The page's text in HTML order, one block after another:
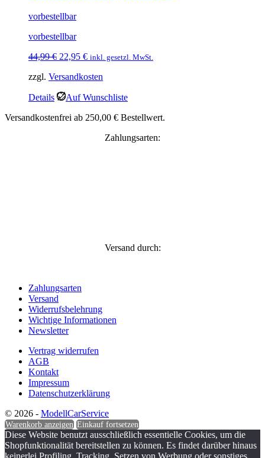
vorbestellbar
vorbestellbar
44,99€ Ursprünglicher
war:
22,95 €Aktueller
ist:
inkl. gesetzl. MwSt.
zzgl. Versandkosten
Details
Auf Wunschliste
Versandkostenfrei ab 250,00 € Bestellwert.
Zahlungsarten:
Versand durch:
Zahlungsarten
Versand
Widerrufsbelehrung
Wichtige Informationen
Newsletter
Vertrag widerrufen
AGB
Kontakt
Impressum
Datenschutzerklärung
© 2026 - ModellCarService
Warenkorb anzeigen Einkauf fortsetzen
Diese Website benutzt ausschließlich essentielle Cookies, um die
Shopfunktionalität bereitstellen zu können. Es findet darüber hinaus